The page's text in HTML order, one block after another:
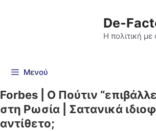
De-
Η πολιτική με
Μενού
Forbes | Ο Πούτιν
στη Ρωσία | Σατανικά
αντίθετο;